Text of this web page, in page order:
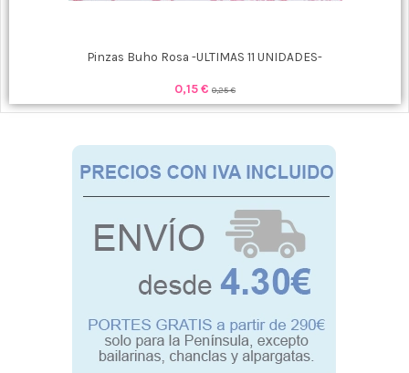
Pinzas Buho Rosa -ULTIMAS 11 UNIDADES-
0,15 € 0,25 €